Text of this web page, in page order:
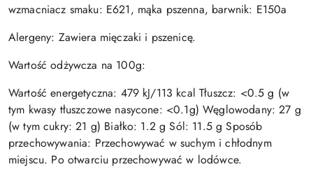
wzmacniacz smaku: E621, mąka pszenna, barwnik: E150a
Alergeny: Zawiera mięczaki i pszenicę.
Wartość odżywcza na 100g:
Wartość energetyczna: 479 kJ/113 kcal Tłuszcz: <0.5 g (w
tym kwasy tłuszczowe nasycone: <0.1g) Węglowodany: 27 g
(w tym cukry: 21 g) Białko: 1.2 g Sól: 11.5 g Sposób
przechowywania: Przechowywać w suchym i chłodnym
miejscu. Po otwarciu przechowywać w lodówce.